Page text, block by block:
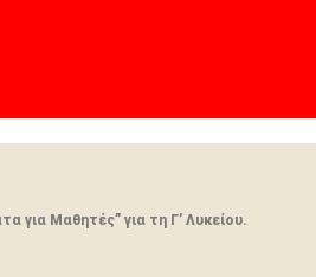
για Μαθητές” για τη Γ’ Λυκείου.